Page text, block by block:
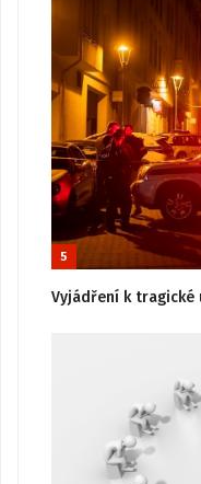
5
Vyjádření k